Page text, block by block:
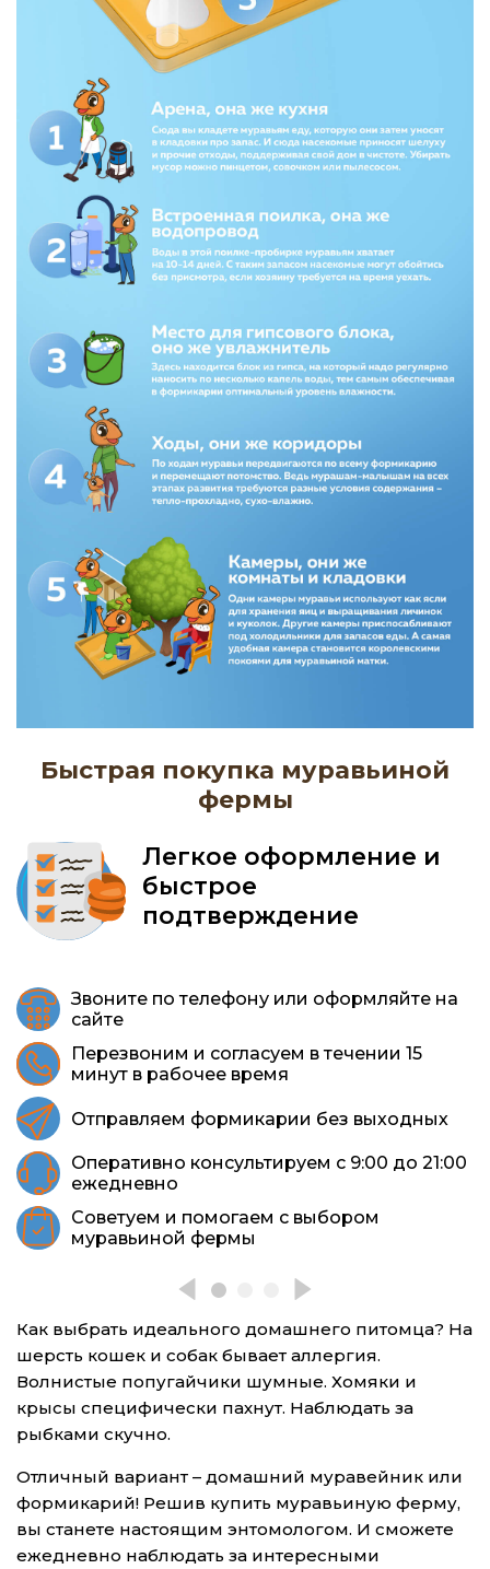
Быстрая покупка муравьиной
фермы
Легкое оформление и
быстрое
подтверждение
Звоните по телефону или оформляйте на
сайте
Перезвоним и согласуем в течении 15
минут в рабочее время
Отправляем формикарии без выходных
Оперативно консультируем с 9:00 до 21:00
ежедневно
Советуем и помогаем с выбором
муравьиной фермы
Как выбрать идеального домашнего питомца? На
шерсть кошек и собак бывает аллергия.
Волнистые попугайчики шумные. Хомяки и
крысы специфически пахнут. Наблюдать за
рыбками скучно.
Отличный вариант – домашний муравейник или
формикарий! Решив купить муравьиную ферму,
вы станете настоящим энтомологом. И сможете
ежедневно наблюдать за интересными